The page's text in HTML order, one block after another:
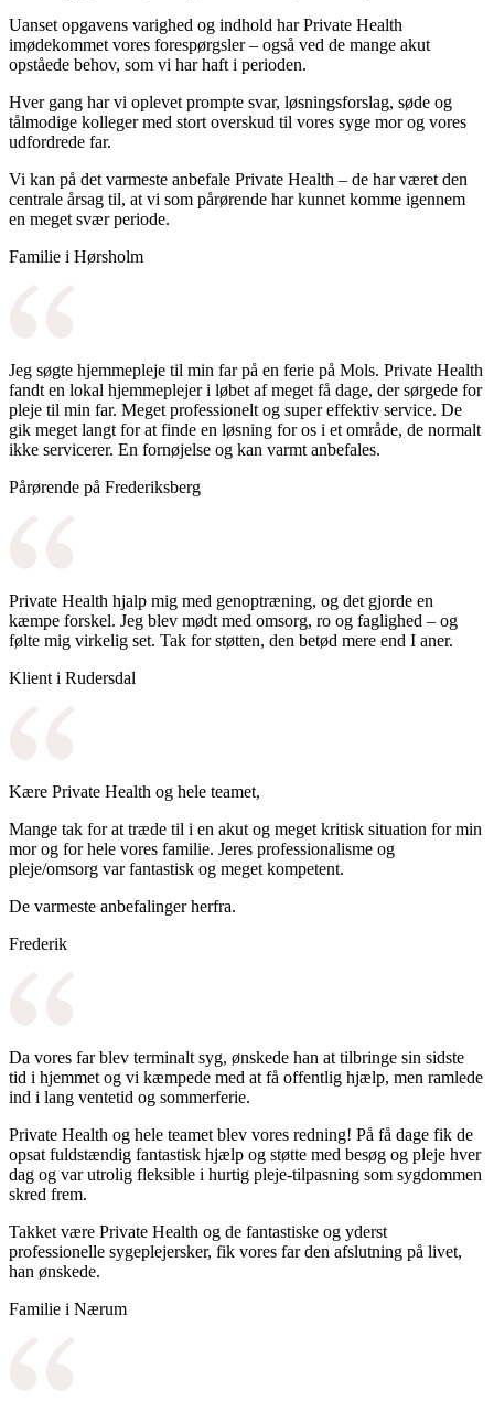
Uanset opgavens varighed og indhold har Private Health
imødekommet vores forespørgsler – også ved de mange akut
opståede behov, som vi har haft i perioden.
Hver gang har vi oplevet prompte svar, løsningsforslag, søde og
tålmodige kolleger med stort overskud til vores syge mor og vores
udfordrede far.
Vi kan på det varmeste anbefale Private Health – de har været den
centrale årsag til, at vi som pårørende har kunnet komme igennem
en meget svær periode.
Familie i Hørsholm
Jeg søgte hjemmepleje til min far på en ferie på Mols. Private Health
fandt en lokal hjemmeplejer i løbet af meget få dage, der sørgede for
pleje til min far. Meget professionelt og super effektiv service. De
gik meget langt for at finde en løsning for os i et område, de normalt
ikke servicerer. En fornøjelse og kan varmt anbefales.
Pårørende på Frederiksberg
Private Health hjalp mig med genoptræning, og det gjorde en
kæmpe forskel. Jeg blev mødt med omsorg, ro og faglighed – og
følte mig virkelig set. Tak for støtten, den betød mere end I aner.
Klient i Rudersdal
Kære Private Health og hele teamet,
Mange tak for at træde til i en akut og meget kritisk situation for min
mor og for hele vores familie. Jeres professionalisme og
pleje/omsorg var fantastisk og meget kompetent.
De varmeste anbefalinger herfra.
Frederik
Da vores far blev terminalt syg, ønskede han at tilbringe sin sidste
tid i hjemmet og vi kæmpede med at få offentlig hjælp, men ramlede
ind i lang ventetid og sommerferie.
Private Health og hele teamet blev vores redning! På få dage fik de
opsat fuldstændig fantastisk hjælp og støtte med besøg og pleje hver
dag og var utrolig fleksible i hurtig pleje-tilpasning som sygdommen
skred frem.
Takket være Private Health og de fantastiske og yderst
professionelle sygeplejersker, fik vores far den afslutning på livet,
han ønskede.
Familie i Nærum